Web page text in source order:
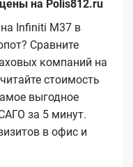
на Polis812.ru
Infiniti M37 в
Сравните
компаний на
стоимость
выгодное
за 5 минут.
в офис и